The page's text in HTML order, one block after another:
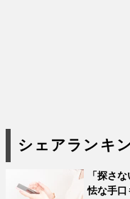
シェアランキ
「探さ
怯な手口